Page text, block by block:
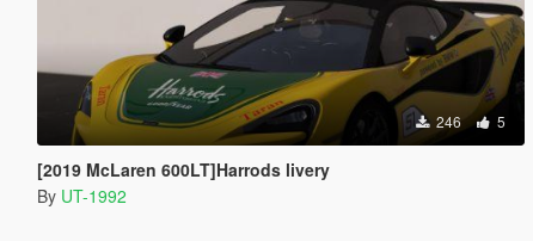
246 5
[2019 McLaren 600LT]Harrods livery
By UT-1992